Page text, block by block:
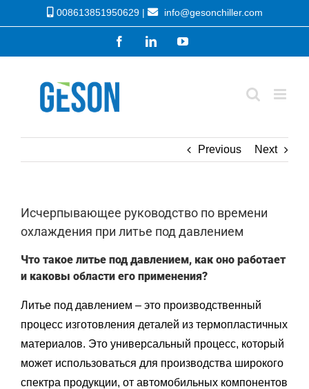
to
008613851950629 | info@gesonchiller.com
FacebookLinkedInYouTube
Previous Next
Исчерпывающее руководство по времени
охлаждения при литье под давлением
Что такое литье под давлением, как оно работает
и каковы области его применения?
Литье под давлением – это производственный
процесс изготовления деталей из термопластичных
материалов. Это универсальный процесс, который
может использоваться для производства широкого
спектра продукции, от автомобильных компонентов